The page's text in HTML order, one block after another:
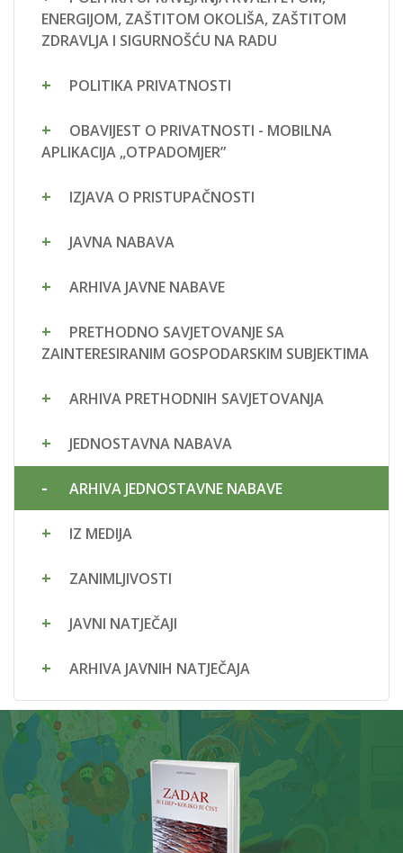
ENERGIJOM, ZAŠTITOM OKOLIŠA, ZAŠTITOM
ZDRAVLJA I SIGURNOŠĆU NA RADU
POLITIKA PRIVATNOSTI
OBAVIJEST O PRIVATNOSTI - MOBILNA
APLIKACIJA „OTPADOMJER”
IZJAVA O PRISTUPAČNOSTI
JAVNA NABAVA
ARHIVA JAVNE NABAVE
PRETHODNO SAVJETOVANJE SA
ZAINTERESIRANIM GOSPODARSKIM SUBJEKTIMA
ARHIVA PRETHODNIH SAVJETOVANJA
JEDNOSTAVNA NABAVA
ARHIVA JEDNOSTAVNE NABAVE
IZ MEDIJA
ZANIMLJIVOSTI
JAVNI NATJEČAJI
ARHIVA JAVNIH NATJEČAJA